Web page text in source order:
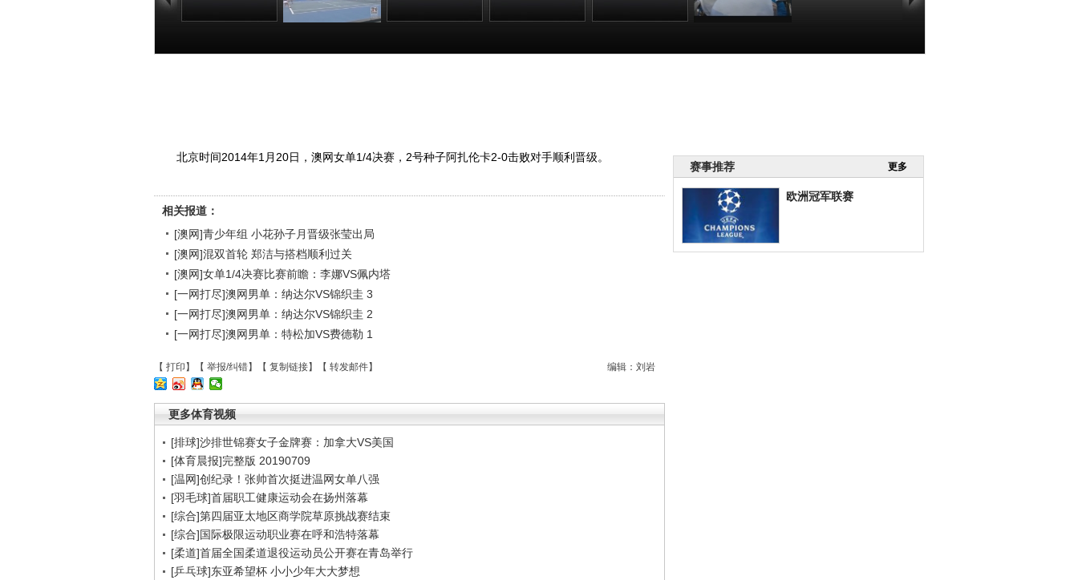
莹出局
关
娜VS佩内塔
织圭 3
织圭 2
德勒 1
赛事推荐 更多
欧洲冠军联赛
北京时间2014年1月20日，澳网女单1/4决赛，2号种子阿扎伦卡2-0击败对手顺利晋级。
相关报道：
[澳网]青少年组 小花孙子月晋级张莹出局
[澳网]混双首轮 郑洁与搭档顺利过关
[澳网]女单1/4决赛比赛前瞻：李娜VS佩内塔
[一网打尽]澳网男单：纳达尔VS锦织圭 3
[一网打尽]澳网男单：纳达尔VS锦织圭 2
[一网打尽]澳网男单：特松加VS费德勒 1
编辑：刘岩
【 打印 】【 举报/纠错】【 复制链接】【 转发邮件】
更多体育视频
[排球]沙排世锦赛女子金牌赛：加拿大VS美国
[体育晨报]完整版 20190709
[温网]创纪录！张帅首次挺进温网女单八强
[羽毛球]首届职工健康运动会在扬州落幕
[综合]第四届亚太地区商学院草原挑战赛结束
[综合]国际极限运动职业赛在呼和浩特落幕
[柔道]首届全国柔道退役运动员公开赛在青岛举行
[乒乓球]东亚希望杯 小小少年大大梦想